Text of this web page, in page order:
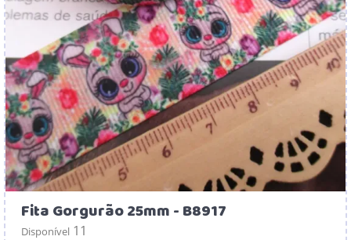
Fita Gorgurão 25mm - B8917
Disponível 11